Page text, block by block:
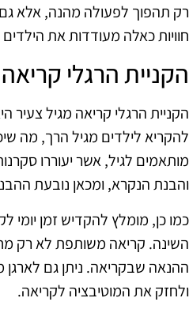
רק תהפוך לפעולה מהנה, אלא גם
חוויות כאלה מעודדות את
הקניית הרגלי
הקניית הרגלי קריאה מגיל
להקריא לילדים מגיל הרך, מה
מותאמים לגיל, אשר יעוררו
והבנת הנקרא, ומכאן נובעת
כמו כן, מומלץ להקדיש זמן יומי
השינה. קריאה משותפת לא רק
ההנאה שבקריאה. ניתן גם לארגן
ולחזק את המוטיבציה לקריאה.